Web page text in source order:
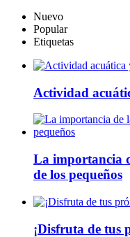
Nuevo
Popular
Etiquetas
Actividad
La importancia
de los pequeños
¡Disfruta de tus